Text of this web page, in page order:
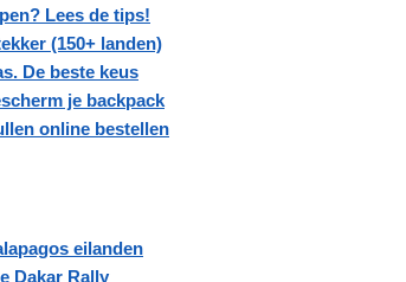
Lees de tips!
(150+ landen)
De beste keus
je backpack
online bestellen
eilanden
Dakar Rally